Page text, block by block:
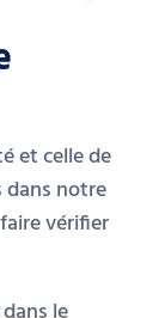
et celle de
dans notre
vérifier